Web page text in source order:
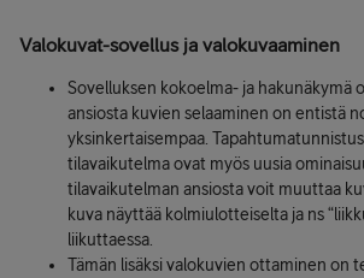
Valokuvat-sovellus ja valokuvaaminen
Sovelluksen kokoelma- ja hakunäkymä
ansiosta kuvien selaaminen on entistä
yksinkertaisempaa.
tilavaikutelma ovat myös uusia
tilavaikutelman ansiosta voit muuttaa
kuva näyttää kolmiulotteiselta ja ns
liikuttaessa.
Tämän lisäksi valokuvien ottaminen on